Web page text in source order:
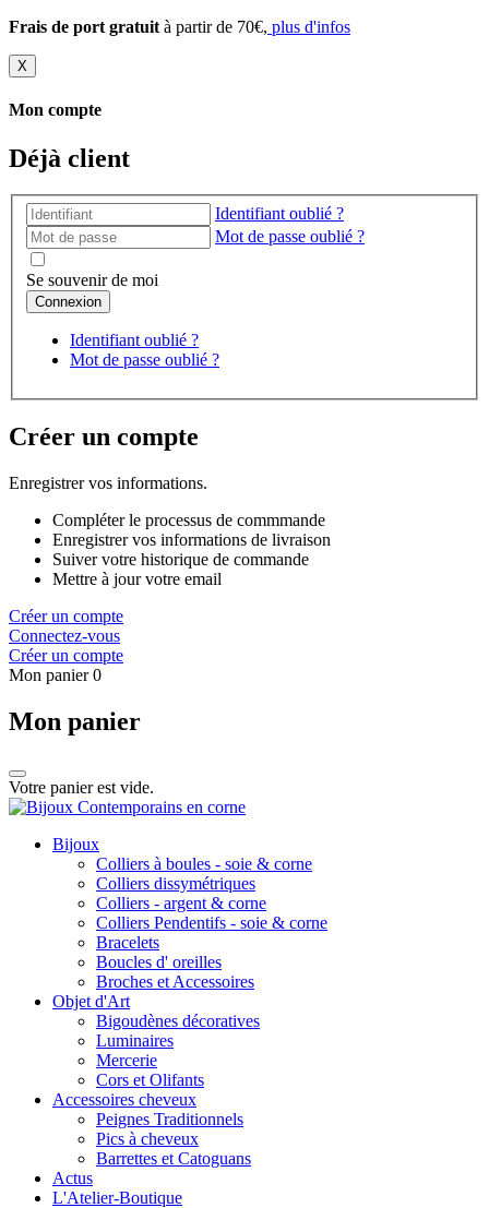
Frais de port gratuit à partir de 70€, plus d'infos
X
Mon compte
Déjà client
Identifiant oublié ?
Mot de passe oublié ?
Se souvenir de moi
Identifiant oublié ?
Mot de passe oublié ?
Créer un compte
Enregistrer vos informations.
Compléter le processus de commmande
Enregistrer vos informations de livraison
Suiver votre historique de commande
Mettre à jour votre email
Créer un compte
Connectez-vous
Créer un compte
Mon panier 0
Mon panier
Votre panier est vide.
Bijoux
Colliers à boules - soie & corne
Colliers dissymétriques
Colliers - argent & corne
Colliers Pendentifs - soie & corne
Bracelets
Boucles d' oreilles
Broches et Accessoires
Objet d'Art
Bigoudènes décoratives
Luminaires
Mercerie
Cors et Olifants
Accessoires cheveux
Peignes Traditionnels
Pics à cheveux
Barrettes et Catoguans
Actus
L'Atelier-Boutique